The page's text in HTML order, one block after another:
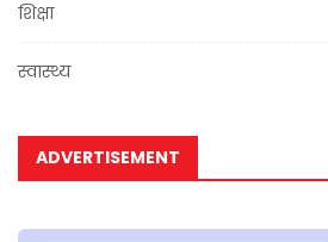
शिक्षा
स्वास्थ्य
ADVERTISEMENT